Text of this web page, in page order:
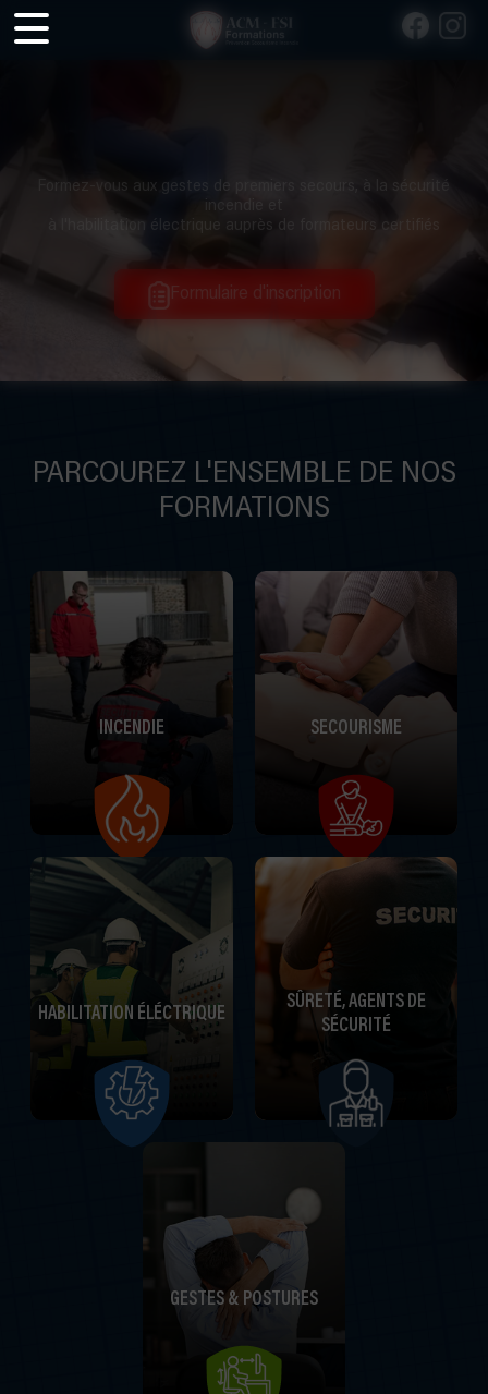
Panneau de gestion des cookies
Formez-vous aux gestes de premiers secours, à la sécurité
incendie et
à l'habilitation électrique auprès de formateurs certifiés
Formulaire d'inscription
PARCOUREZ L'ENSEMBLE DE NOS
FORMATIONS
INCENDIE SECOURISME
HABILITATION ÉLÉCTRIQUE
SÛRETÉ, AGENTS DE
SÉCURITÉ
GESTES & POSTURES